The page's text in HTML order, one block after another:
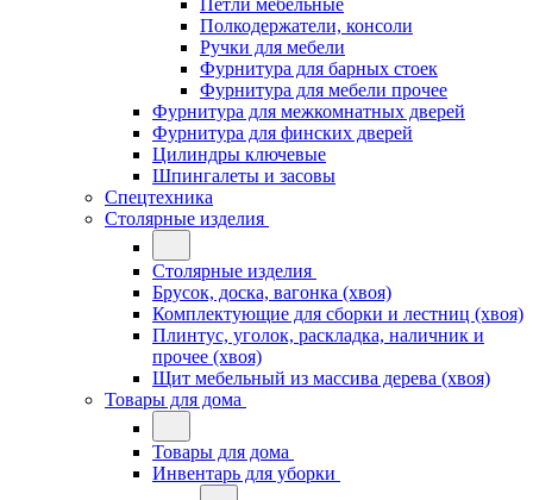
Петли мебельные
Полкодержатели, консоли
Ручки для мебели
Фурнитура для барных стоек
Фурнитура для мебели прочее
Фурнитура для межкомнатных дверей
Фурнитура для финских дверей
Цилиндры ключевые
Шпингалеты и засовы
Спецтехника
Столярные изделия
Столярные изделия
Брусок, доска, вагонка (хвоя)
Комплектующие для сборки и лестниц (хвоя)
Плинтус, уголок, раскладка, наличник и
прочее (хвоя)
Щит мебельный из массива дерева (хвоя)
Товары для дома
Товары для дома
Инвентарь для уборки